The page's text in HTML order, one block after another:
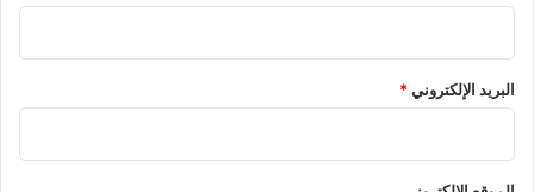
البريد الإلكتروني*